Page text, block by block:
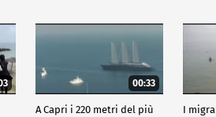
00:33
A Capri i 220 metri del più
I